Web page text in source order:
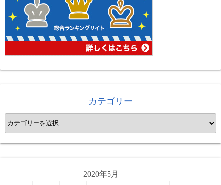
カテゴリー
カ
テ
ゴ
2020年5月